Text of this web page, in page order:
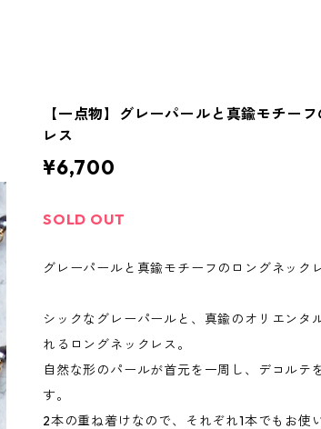
【一点物】グレーパールと真鍮モチー
レス
¥6,700
SOLD OUT
グレーパールと真鍮モチーフのロングネッ
シックなグレーパールと、真鍮のオリエンタ
れるロングネックレス。
自然な形のパールが首元を一周し、デコルテ
す。
2本の重ね着けなので、それぞれ1本でもお使